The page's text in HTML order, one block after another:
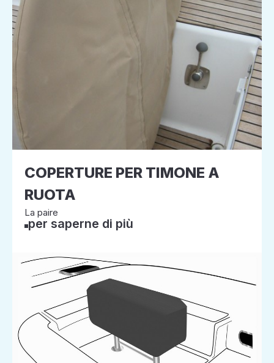
COPERTURE PER TIMONE A
RUOTA
La paire
per saperne di più